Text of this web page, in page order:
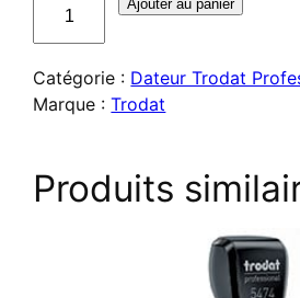
dateur
Trodat
Ajouter au panier
Catégorie : Dateur Trodat
Marque :Trodat
Produits